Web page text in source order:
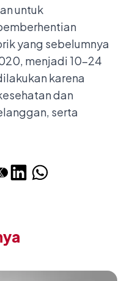
untuk
yang sebelumnya
menjadi 10-24
karena
dan
serta